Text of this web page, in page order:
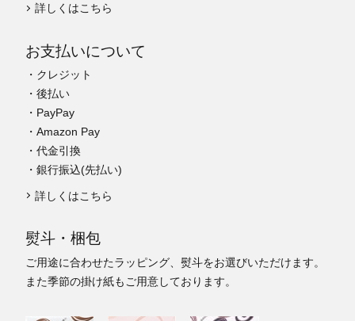
詳しくはこちら
お支払いについて
・クレジット
・後払い
・PayPay
・Amazon Pay
・代金引換
・銀行振込(先払い)
詳しくはこちら
熨斗・梱包
ご用途に合わせたラッピング、熨斗をお選びいただけます。
また季節の掛け紙もご用意しております。